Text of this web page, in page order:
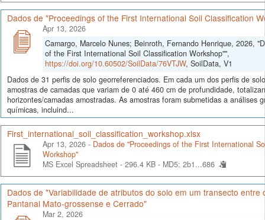
Dados de "Proceedings of the First International Soil Classification
Apr 13, 2026
Camargo, Marcelo Nunes; Beinroth, Fernando Henrique, 2026,
of the First International Soil Classification Workshop"",
https://doi.org/10.60502/SoilData/76VTJW, SoilData, V1
Dados de 31 perfis de solo georreferenciados. Em cada um dos perfis de
amostras de camadas que variam de 0 até 460 cm de profundidade,
horizontes/camadas amostradas. As amostras foram submetidas a análises
químicas, incluind...
First_international_soil_classification_workshop.xlsx
Apr 13, 2026 - Dados de "Proceedings of the First International
Workshop"
MS Excel Spreadsheet - 296.4 KB - MD5: 2b1...686
Dados de "Variabilidade de atributos do solo em um transecto entre
Pantanal Mato-grossense e Cerrado"
Mar 2, 2026